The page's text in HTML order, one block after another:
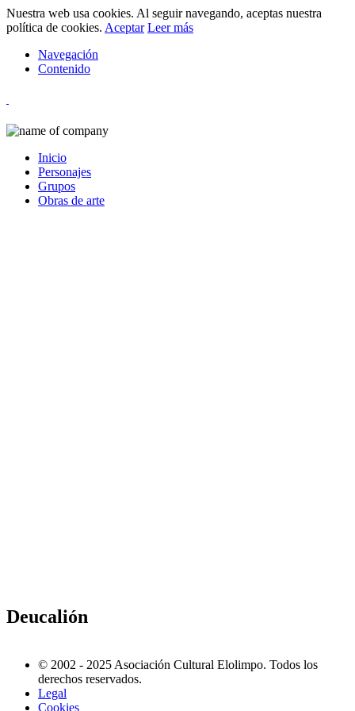
Nuestra web usa cookies. Al seguir navegando, aceptas nuestra
política de cookies. Aceptar Leer más
Navegación
Contenido
Inicio
Personajes
Grupos
Obras de arte
Deucalión
© 2002 - 2025 Asociación Cultural Elolimpo. Todos los
derechos reservados.
Legal
Cookies